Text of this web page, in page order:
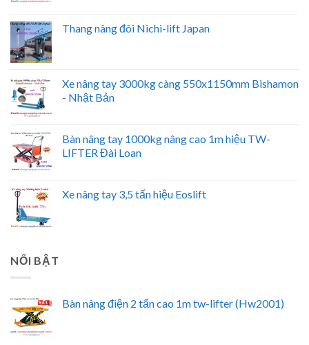
Thang nâng đôi Nichi-lift Japan
Xe nâng tay 3000kg càng 550x1150mm Bishamon
- Nhật Bản
Bàn nâng tay 1000kg nâng cao 1m hiệu TW-
LIFTER Đài Loan
Xe nâng tay 3,5 tấn hiệu Eoslift
NỔI BẬT
Bàn nâng điện 2 tấn cao 1m tw-lifter (Hw2001)